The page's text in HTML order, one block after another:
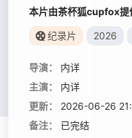
本片由茶杯狐cupfox提
纪录片 2026
导演：
内详
主演：
内详
更新：
2026-06-26
备注：
已完结